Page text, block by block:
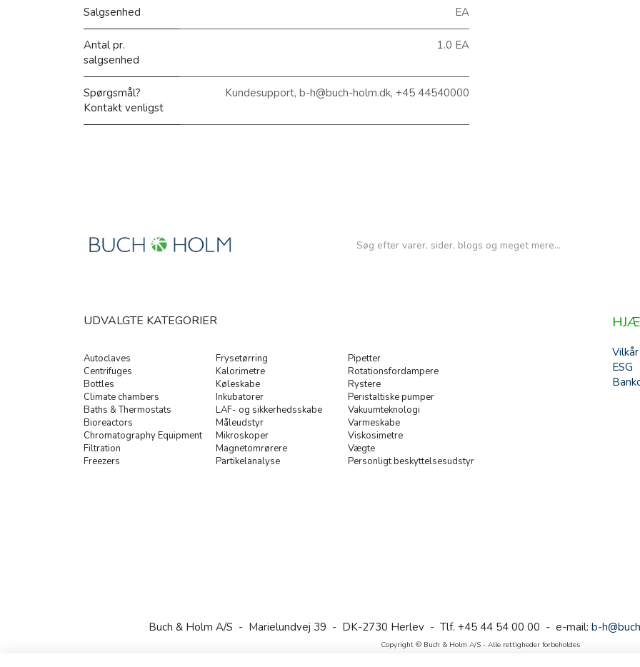
Salgsenhed EA
Antal pr.
salgsenhed
1.0 EA
Spørgsmål?
Kontakt venligst
Kundesupport, b-h@buch-holm.dk, +45 44540000
Autoclaves
Centrifuges
Bottles
Climate chambers
Baths & Thermostats
Bioreactors
Chromatography Equipment
Filtration
Freezers
Frysetørring
Kalorimetre
Køleskabe
Inkubatorer
LAF- og sikkerhedsskabe
Måleudstyr
Mikroskoper
Magnetomrørere
Partikelanalyse
Pipetter
Rotationsfordampere
Rystere
Peristaltiske pumper
Vakuumteknologi
Varmeskabe
Viskosimetre
Vægte
Personligt beskyttelsesudstyr
UDVALGTE KATEGORIER
Vilkår
ESG
Buch & Holm A/S - Marielundvej 39 - DK-2730 Herlev - Tlf. +45 44 54 00 00 - e-mail: b-
Copyright © Buch & Holm A/S - Alle rettigheder forbeholdes